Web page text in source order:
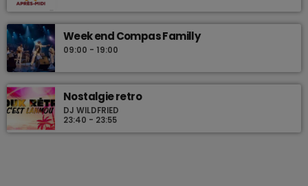
Week end Compas Familly
09:00 - 19:00
Nostalgie retro
DJ WILDFRIED
23:40 - 23:55